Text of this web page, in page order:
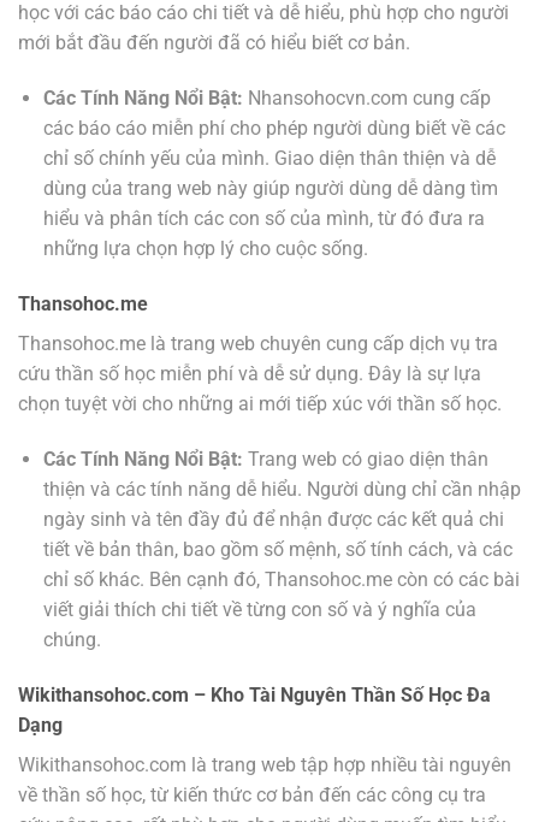
học với các báo cáo chi tiết và dễ hiểu, phù hợp cho người
mới bắt đầu đến người đã có hiểu biết cơ bản.
Các Tính Năng Nổi Bật: Nhansohocvn.com cung cấp
các báo cáo miễn phí cho phép người dùng biết về các
chỉ số chính yếu của mình. Giao diện thân thiện và dễ
dùng của trang web này giúp người dùng dễ dàng tìm
hiểu và phân tích các con số của mình, từ đó đưa ra
những lựa chọn hợp lý cho cuộc sống.
Thansohoc.me
Thansohoc.me là trang web chuyên cung cấp dịch vụ tra
cứu thần số học miễn phí và dễ sử dụng. Đây là sự lựa
chọn tuyệt vời cho những ai mới tiếp xúc với thần số học.
Các Tính Năng Nổi Bật: Trang web có giao diện thân
thiện và các tính năng dễ hiểu. Người dùng chỉ cần nhập
ngày sinh và tên đầy đủ để nhận được các kết quả chi
tiết về bản thân, bao gồm số mệnh, số tính cách, và các
chỉ số khác. Bên cạnh đó, Thansohoc.me còn có các bài
viết giải thích chi tiết về từng con số và ý nghĩa của
chúng.
Wikithansohoc.com – Kho Tài Nguyên Thần Số Học Đa
Dạng
Wikithansohoc.com là trang web tập hợp nhiều tài nguyên
về thần số học, từ kiến thức cơ bản đến các công cụ tra